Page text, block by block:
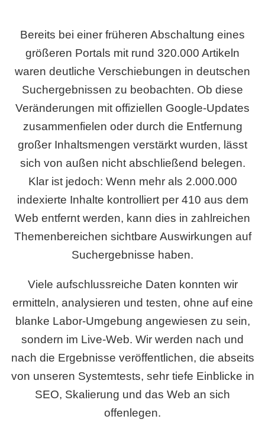
Bereits bei einer früheren Abschaltung eines
größeren Portals mit rund 320.000 Artikeln
waren deutliche Verschiebungen in deutschen
Suchergebnissen zu beobachten. Ob diese
Veränderungen mit offiziellen Google-Updates
zusammenfielen oder durch die Entfernung
großer Inhaltsmengen verstärkt wurden, lässt
sich von außen nicht abschließend belegen.
Klar ist jedoch: Wenn mehr als 2.000.000
indexierte Inhalte kontrolliert per 410 aus dem
Web entfernt werden, kann dies in zahlreichen
Themenbereichen sichtbare Auswirkungen auf
Suchergebnisse haben.
Viele aufschlussreiche Daten konnten wir
ermitteln, analysieren und testen, ohne auf eine
blanke Labor-Umgebung angewiesen zu sein,
sondern im Live-Web. Wir werden nach und
nach die Ergebnisse veröffentlichen, die abseits
von unseren Systemtests, sehr tiefe Einblicke in
SEO, Skalierung und das Web an sich
offenlegen.